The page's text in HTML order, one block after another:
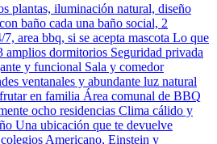
plantas, iluminación natural, diseño
baño cada una baño social, 2
area bbq, si se acepta mascota Lo que
amplios dormitorios Seguridad privada
y funcional Sala y comedor
ventanales y abundante luz natural
en familia Área comunal de BBQ
ocho residencias Clima cálido y
Una ubicación que te devuelve
Americano, Einstein y